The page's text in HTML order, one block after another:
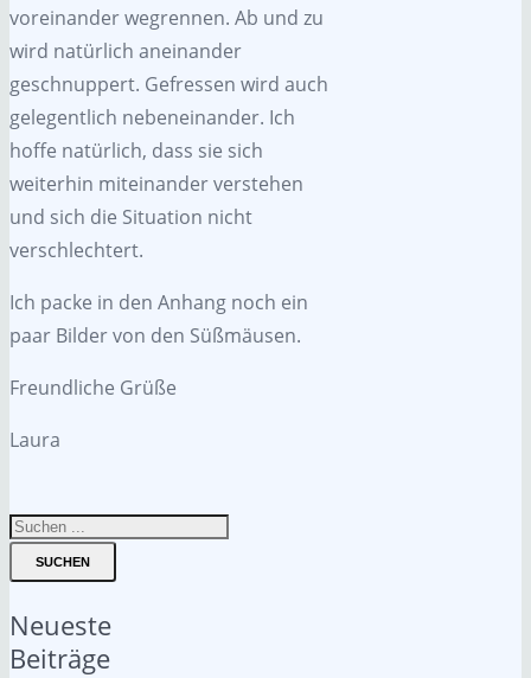
voreinander wegrennen. Ab und zu
wird natürlich aneinander
geschnuppert. Gefressen wird auch
gelegentlich nebeneinander. Ich
hoffe natürlich, dass sie sich
weiterhin miteinander verstehen
und sich die Situation nicht
verschlechtert.
Ich packe in den Anhang noch ein
paar Bilder von den Süßmäusen.
Freundliche Grüße
Laura
SUCHEN
Neueste
Beiträge